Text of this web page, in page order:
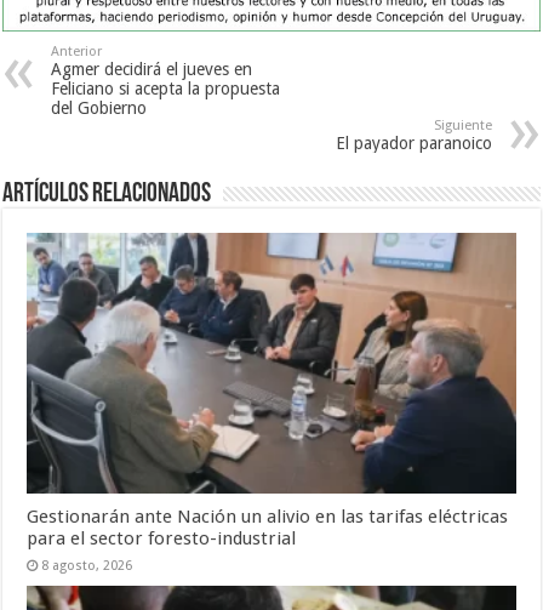
Anterior
Agmer decidirá el jueves en
Feliciano si acepta la propuesta
del Gobierno
Siguiente
El payador paranoico
Artículos Relacionados
Gestionarán ante Nación un alivio en las tarifas eléctricas
para el sector foresto-industrial
8 agosto, 2026